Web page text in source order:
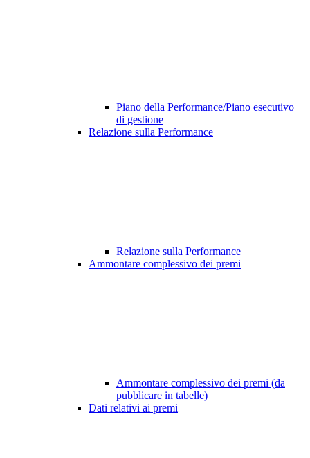
Piano della Performance/Piano esecutivo
di gestione
Relazione sulla Performance
Relazione sulla Performance
Ammontare complessivo dei premi
Ammontare complessivo dei premi (da
pubblicare in tabelle)
Dati relativi ai premi